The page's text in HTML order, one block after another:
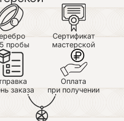
я профессионально
ювелирных изделий и
количество
религиозной тематики, и
изделия в серебре с
и аккуратностью.
Берегите своих
пробы
Сертификат
мастерской
заказа
Оплата
при получении